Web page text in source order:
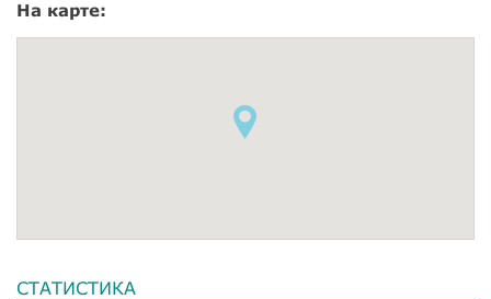
На карте:
СТАТИСТИКА